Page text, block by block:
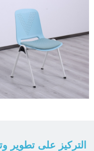
التركيز على تطوير